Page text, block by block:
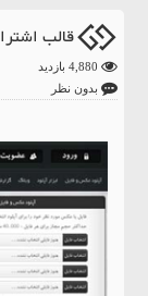
قالب اشتراک ها
بدون نظر